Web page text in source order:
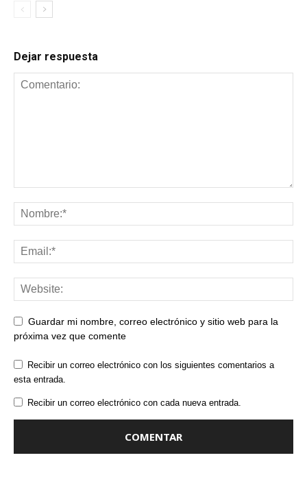
Dejar respuesta
Guardar mi nombre, correo electrónico y sitio web para la
próxima vez que comente
Recibir un correo electrónico con los siguientes comentarios a
esta entrada.
Recibir un correo electrónico con cada nueva entrada.